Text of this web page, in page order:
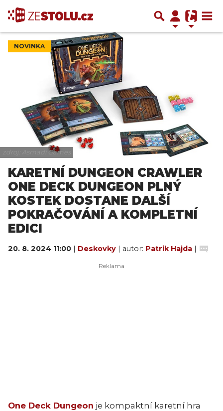
NOVINKA
zdroj: Asmadi Games
KARETNÍ DUNGEON CRAWLER
ONE DECK DUNGEON PLNÝ
KOSTEK DOSTANE DALŠÍ
POKRAČOVÁNÍ A KOMPLETNÍ
EDICI
20. 8. 2024 11:00 | Deskovky | autor: Patrik Hajda |
One Deck Dungeon je kompaktní karetní hra